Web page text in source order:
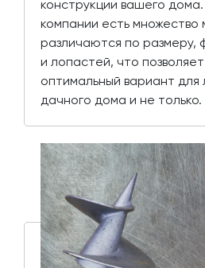
конструкции вашего
компании есть
различаются по размеру,
и лопастей, что
оптимальный вариант
дачного дома и не только.